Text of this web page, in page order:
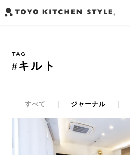
オープンキッチン
ペニンシュラキッチン
システムキッチン
実例から探す
私たちについて
ジャーナルを読む
TAG
#キルト
すべて ジャーナル